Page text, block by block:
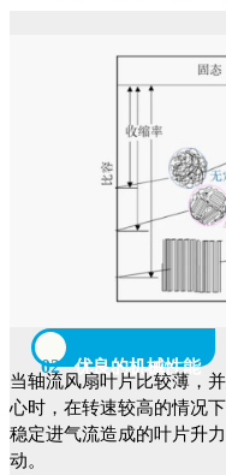
02 优良的机械性能
当轴流风扇叶片比较薄，
心时， 在转速较高的情况
稳定进气流造成的叶片升
动。